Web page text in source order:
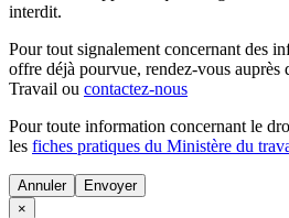
interdit.
Pour tout signalement concernant des
offre déjà pourvue, rendez-vous auprès
Travail ou contactez-nous
Pour toute information concernant le
les fiches pratiques du Ministère du
Annuler
×